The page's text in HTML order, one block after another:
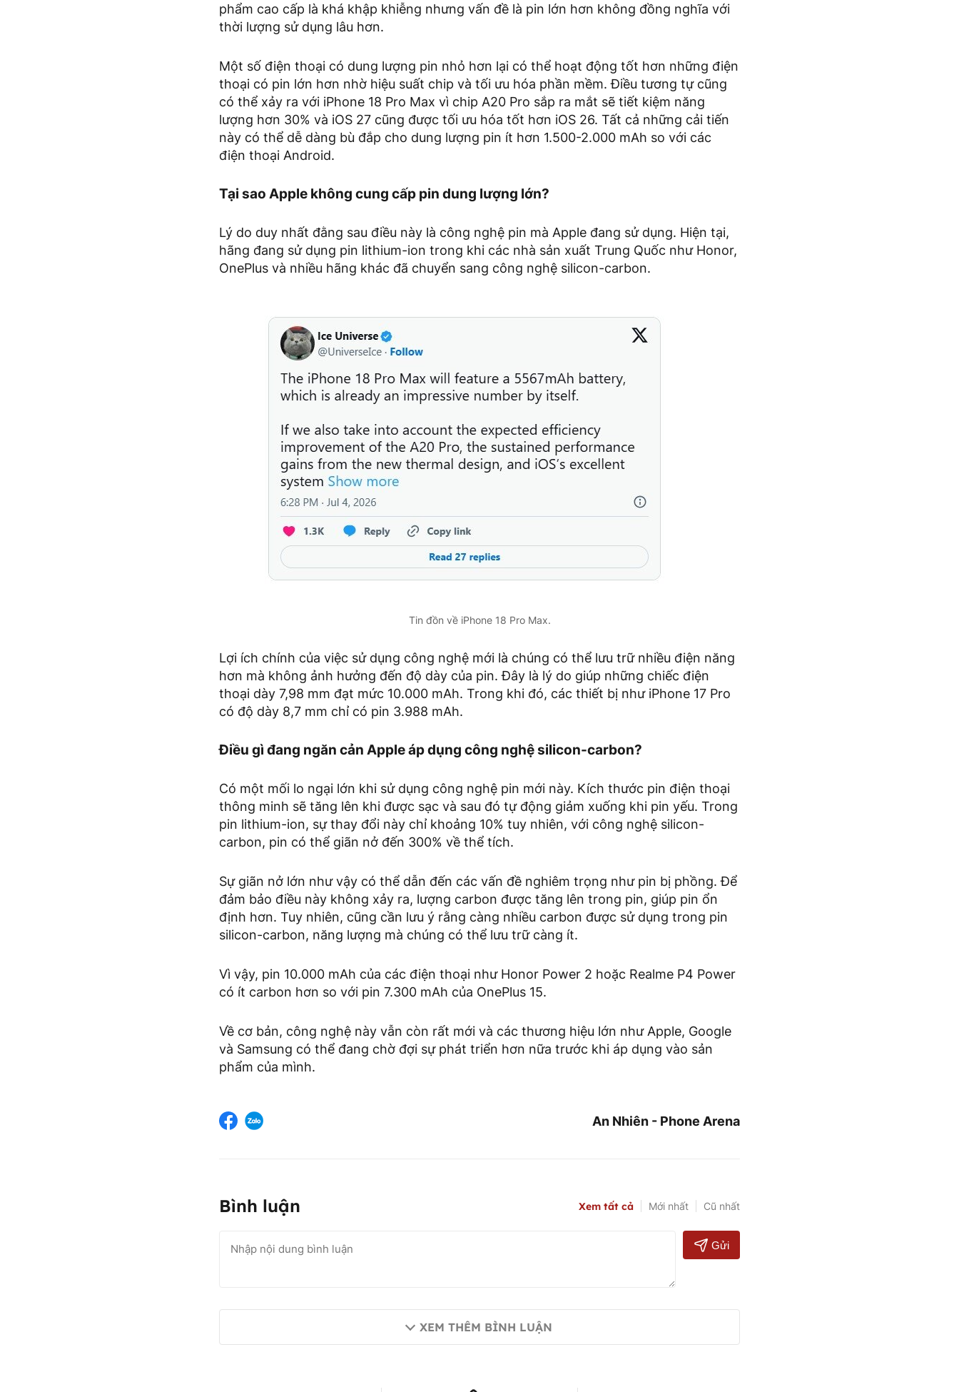
phẩm cao cấp là khá khập khiễng nhưng vấn đề là pin lớn hơn không đồng nghĩa với
thời lượng sử dụng lâu hơn.
Một số điện thoại có dung lượng pin nhỏ hơn lại có thể hoạt động tốt hơn những điện
thoại có pin lớn hơn nhờ hiệu suất chip và tối ưu hóa phần mềm. Điều tương tự cũng
có thể xảy ra với iPhone 18 Pro Max vì chip A20 Pro sắp ra mắt sẽ tiết kiệm năng
lượng hơn 30% và iOS 27 cũng được tối ưu hóa tốt hơn iOS 26. Tất cả những cải tiến
này có thể dễ dàng bù đắp cho dung lượng pin ít hơn 1.500-2.000 mAh so với các
điện thoại Android.
Tại sao Apple không cung cấp pin dung lượng lớn?
Lý do duy nhất đằng sau điều này là công nghệ pin mà Apple đang sử dụng. Hiện tại,
hãng đang sử dụng pin lithium-ion trong khi các nhà sản xuất Trung Quốc như Honor,
OnePlus và nhiều hãng khác đã chuyển sang công nghệ silicon-carbon.
Tin đồn về iPhone 18 Pro Max.
Lợi ích chính của việc sử dụng công nghệ mới là chúng có thể lưu trữ nhiều điện năng
hơn mà không ảnh hưởng đến độ dày của pin. Đây là lý do giúp những chiếc điện
thoại dày 7,98 mm đạt mức 10.000 mAh. Trong khi đó, các thiết bị như iPhone 17 Pro
có độ dày 8,7 mm chỉ có pin 3.988 mAh.
Điều gì đang ngăn cản Apple áp dụng công nghệ silicon-carbon?
Có một mối lo ngại lớn khi sử dụng công nghệ pin mới này. Kích thước pin điện thoại
thông minh sẽ tăng lên khi được sạc và sau đó tự động giảm xuống khi pin yếu. Trong
pin lithium-ion, sự thay đổi này chỉ khoảng 10% tuy nhiên, với công nghệ silicon-
carbon, pin có thể giãn nở đến 300% về thể tích.
Sự giãn nở lớn như vậy có thể dẫn đến các vấn đề nghiêm trọng như pin bị phồng. Để
đảm bảo điều này không xảy ra, lượng carbon được tăng lên trong pin, giúp pin ổn
định hơn. Tuy nhiên, cũng cần lưu ý rằng càng nhiều carbon được sử dụng trong pin
silicon-carbon, năng lượng mà chúng có thể lưu trữ càng ít.
Vì vậy, pin 10.000 mAh của các điện thoại như Honor Power 2 hoặc Realme P4 Power
có ít carbon hơn so với pin 7.300 mAh của OnePlus 15.
Về cơ bản, công nghệ này vẫn còn rất mới và các thương hiệu lớn như Apple, Google
và Samsung có thể đang chờ đợi sự phát triển hơn nữa trước khi áp dụng vào sản
phẩm của mình.
An Nhiên - Phone Arena
Bình luận Xem tất cả Mới nhất Cũ nhất
Gửi
XEM THÊM BÌNH LUẬN